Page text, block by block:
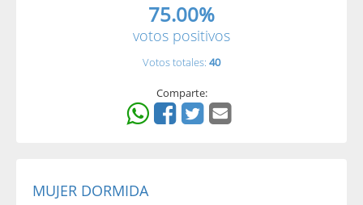
75.00%
votos positivos
Votos totales: 40
Comparte:
MUJER DORMIDA